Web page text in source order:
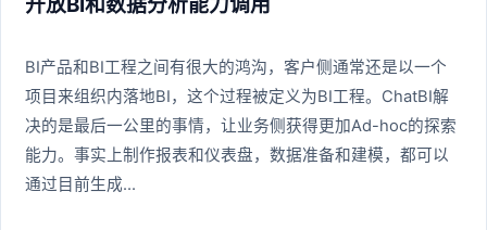
BI产品和BI工程之间有很大的鸿沟，客户侧通常还是以一个
项目来组织内落地BI，这个过程被定义为BI工程。ChatBI解
决的是最后一公里的事情，让业务侧获得更加Ad-hoc的探索
能力。事实上制作报表和仪表盘，数据准备和建模，都可以
通过目前生成...